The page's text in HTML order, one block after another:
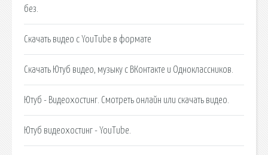
без.
Скачать видео с YouTube в формате
Скачать Ютуб видео, музыку с ВКонтакте и Одноклассников.
Ютуб - Видеохостинг. Смотреть онлайн или скачать видео.
Ютуб видеохостинг - YouTube.